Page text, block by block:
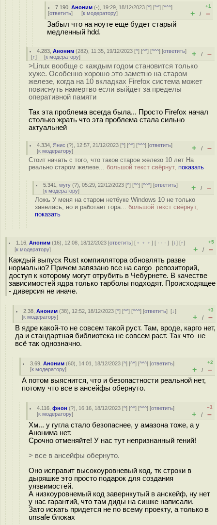
7.190 ,Аноним (-), 19:29, 18/12/2023 [^] [^^] [^^^]
[ответить] [к модератору]
+1
+ / –
Забыл что на ноуте еще будет старый
медленный hdd.
4.283 ,Аноним (282), 11:35, 19/12/2023 [^] [^^] [^^^] [ответить]
[↑] [к модератору] + / –
>Linux вообще с каждым годом становится только
хуже. Особенно хорошо это заметно на старом
железе, когда на 10 вкладках Firefox система может
повиснуть намертво если выйдет за пределы
оперативной памяти
Так эта проблема всегда была... Просто Firefox начал
столько жрать что эта проблема стала сильно
актуальней
4.334 Янис (?), 12:57, 21/12/2023 [^] [^^] [^^^] [ответить]
[к модератору] + / –
Стоит начать с того, что такое старое железо 10 лет На
реально старом железе... большой текст свёрнут, показать
5.341 ,wyry (?), 05:29, 22/12/2023 [^] [^^] [^^^] [ответить]
[к модератору] + / –
Ложь У меня на старом нетбуке Windows 10 не только
завелась, но и работает гора... большой текст свёрнут,
показать
1.16 ,Аноним (16), 12:08, 18/12/2023 [ответить] [ ﹢﹢﹢] [ · · ·][↓] [↑]
[к модератору]
+5
+ / –
Каждый выпуск Rust компиялятора обновлять разве
нормально? Причем завязано все на cargo репозиторий,
доступ к которому могут отрубить в Чебурнете. В качестве
зависимостей ядра только тарболы подходят. Происходящее
- диверсия не иначе.
2.38 ,Аноним (38), 12:52, 18/12/2023 [^] [^^] [^^^] [ответить][↓]
[к модератору]
+3
+ / –
В ядре какой-то не совсем такой руст. Там, вроде, карго нет,
да и стандартная библиотека не совсем раст. Так что не
всё так однозначно.
3.69 ,Аноним (60), 14:01, 18/12/2023 [^] [^^] [^^^] [ответить]
[к модератору]
+2
+ / –
А потом выяснится, что и безопастности реальной нет,
потому что все в ансейфы обернуто.
4.116 ,фнон (?), 16:16, 18/12/2023 [^] [^^] [^^^] [ответить]
[к модератору]
–1
+ / –
Хм... у гугла стало безопаснее, у амазона тоже, а у
Анонима нет.
Срочно отменяйте! У нас тут непризнанный гений!
> все в ансейфы обернуто.
Оно исправит высокоуровневый код, тк строки в
дыряшке это просто подарок для создания
уязвимостей.
А низкоуровнемый код завернкутый в анскейф, ну нет
у нас гарантий, что там диды на сишке написали.
Зато искать придется не по всему проекту, а только в
unsafe блоках